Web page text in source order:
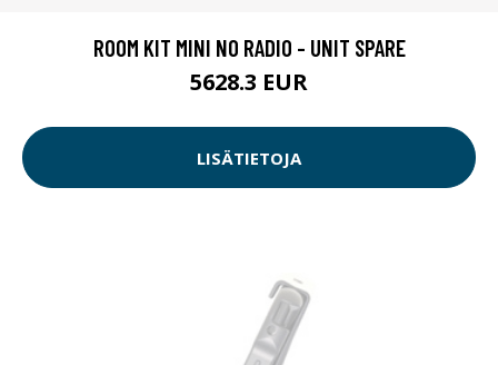
ROOM KIT MINI NO RADIO - UNIT SPARE
5628.3 EUR
LISÄTIETOJA